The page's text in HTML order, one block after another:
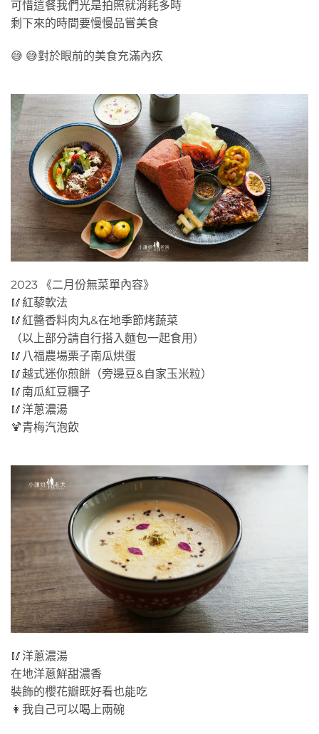
可惜這餐我們光是拍照就消耗多時
剩下來的時間要慢慢品嘗美食
😅 😅對於眼前的美食充滿內疚
2023 《二月份無菜單內容》
🥢紅藜軟法
🥢紅醬香料肉丸&在地季節烤蔬菜
（以上部分請自行搭入麵包一起食用）
🥢八福農場栗子南瓜烘蛋
🥢越式迷你煎餅（旁邊豆&自家玉米粒）
🥢南瓜紅豆糰子
🥢洋蔥濃湯
🍹青梅汽泡飲
🥢洋蔥濃湯
在地洋蔥鮮甜濃香
裝飾的櫻花瓣既好看也能吃
👩我自己可以喝上兩碗